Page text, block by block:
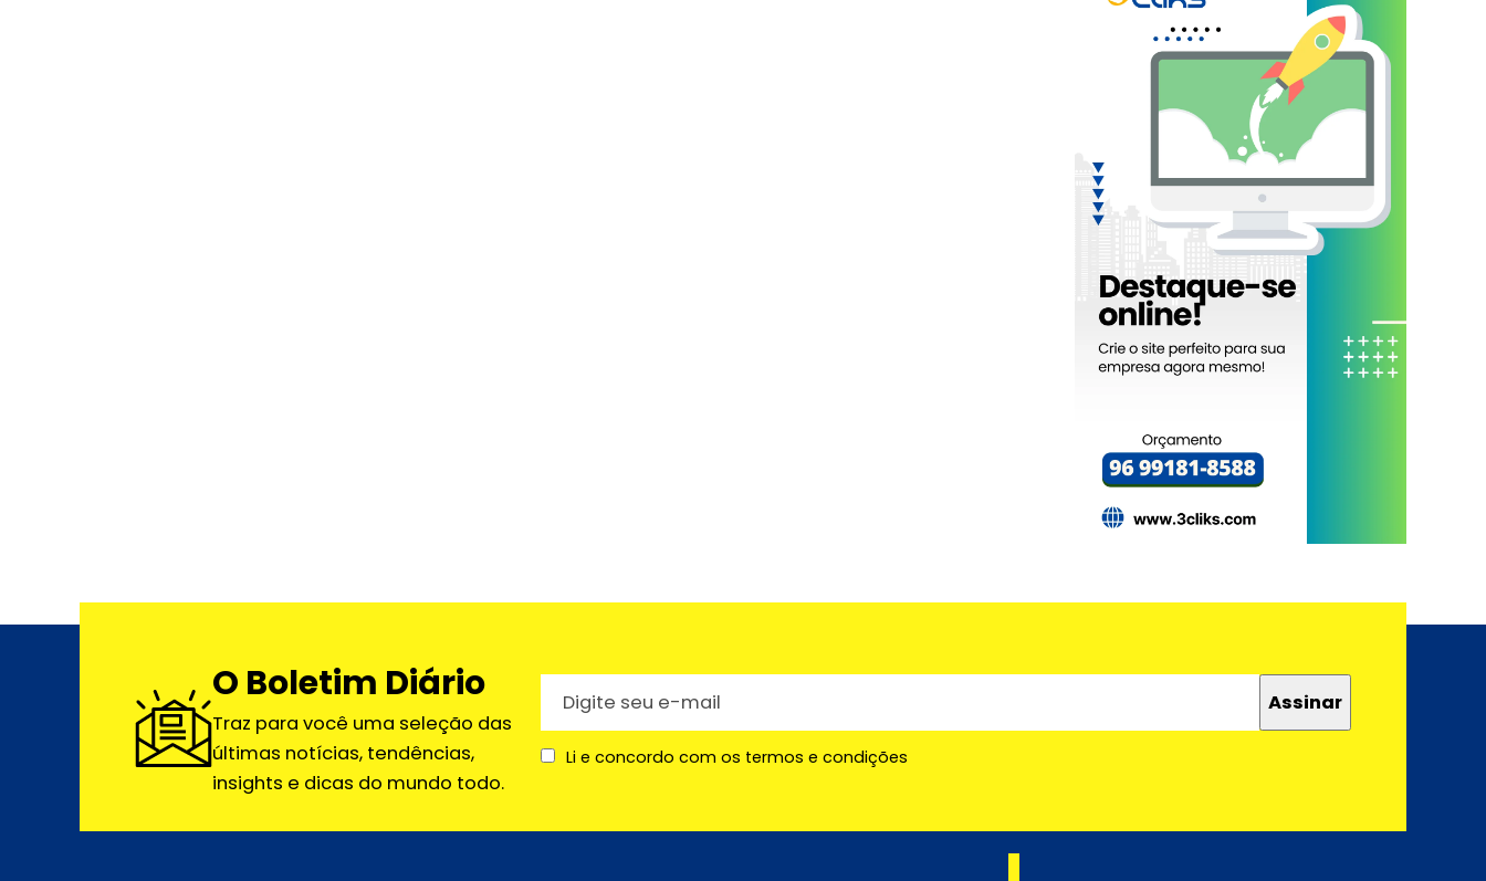
O Boletim Diário
Traz para você uma seleção das
últimas notícias, tendências,
insights e dicas do mundo todo.
Li e concordo com os termos e condições